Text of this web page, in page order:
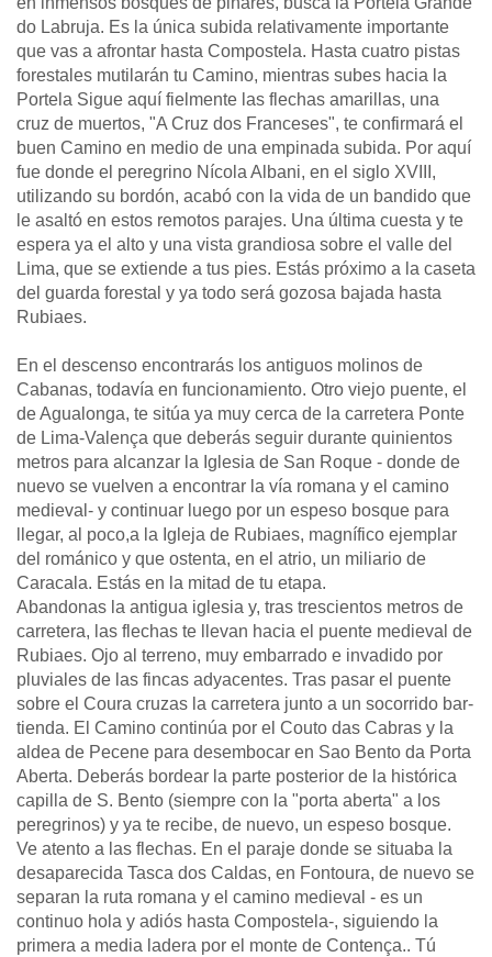
do Labruja. Es la única subida relativamente importante
que vas a afrontar hasta Compostela. Hasta cuatro pistas
forestales mutilarán tu Camino, mientras subes hacia la
Portela Sigue aquí fielmente las flechas amarillas, una
cruz de muertos, "A Cruz dos Franceses", te confirmará el
buen Camino en medio de una empinada subida. Por aquí
fue donde el peregrino Nícola Albani, en el siglo XVIII,
utilizando su bordón, acabó con la vida de un bandido que
le asaltó en estos remotos parajes. Una última cuesta y te
espera ya el alto y una vista grandiosa sobre el valle del
Lima, que se extiende a tus pies. Estás próximo a la caseta
del guarda forestal y ya todo será gozosa bajada hasta
Rubiaes.
En el descenso encontrarás los antiguos molinos de
Cabanas, todavía en funcionamiento. Otro viejo puente, el
de Agualonga, te sitúa ya muy cerca de la carretera Ponte
de Lima-Valença que deberás seguir durante quinientos
metros para alcanzar la Iglesia de San Roque - donde de
nuevo se vuelven a encontrar la vía romana y el camino
medieval- y continuar luego por un espeso bosque para
llegar, al poco,a la Igleja de Rubiaes, magnífico ejemplar
del románico y que ostenta, en el atrio, un miliario de
Caracala. Estás en la mitad de tu etapa.
Abandonas la antigua iglesia y, tras trescientos metros de
carretera, las flechas te llevan hacia el puente medieval de
Rubiaes. Ojo al terreno, muy embarrado e invadido por
pluviales de las fincas adyacentes. Tras pasar el puente
sobre el Coura cruzas la carretera junto a un socorrido bar-
tienda. El Camino continúa por el Couto das Cabras y la
aldea de Pecene para desembocar en Sao Bento da Porta
Aberta. Deberás bordear la parte posterior de la histórica
capilla de S. Bento (siempre con la "porta aberta" a los
peregrinos) y ya te recibe, de nuevo, un espeso bosque.
Ve atento a las flechas. En el paraje donde se situaba la
desaparecida Tasca dos Caldas, en Fontoura, de nuevo se
separan la ruta romana y el camino medieval - es un
continuo hola y adiós hasta Compostela-, siguiendo la
primera a media ladera por el monte de Contença.. Tú